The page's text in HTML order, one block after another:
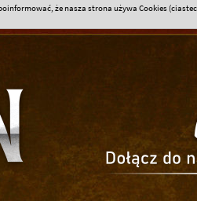
że nasza strona używa Cookies